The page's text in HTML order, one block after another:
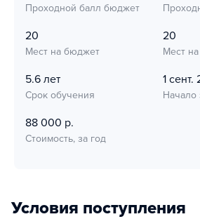
Проходной балл бюджет
20
Мест на бюджет
20
Мест
5.6 лет
Срок обучения
1 сент.
Начало
88 000 р.
Стоимость, за год
Условия поступления